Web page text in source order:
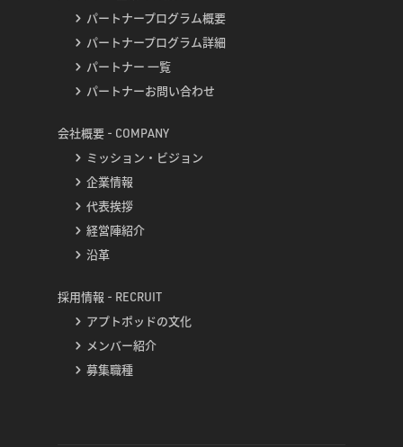
パートナープログラム概要
パートナープログラム詳細
パートナー 一覧
パートナーお問い合わせ
会社概要 - COMPANY
ミッション・ビジョン
企業情報
代表挨拶
経営陣紹介
沿革
採用情報 - RECRUIT
アプトポッドの文化
メンバー紹介
募集職種